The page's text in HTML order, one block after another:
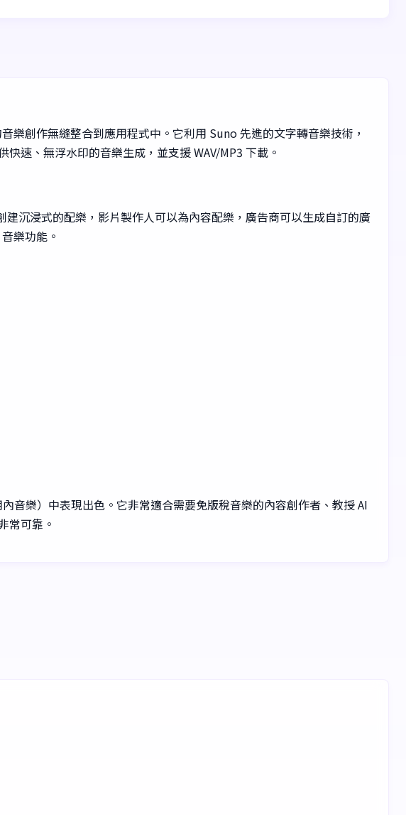
創作無縫整合到應用程式中。它利用 Suno 先進的文字轉音樂技術，
速、無浮水印的音樂生成，並支援 WAV/MP3 下載。
沉浸式的配樂，影片製作人可以為內容配樂，廣告商可以生成自訂的廣
樂功能。
音樂）中表現出色。它非常適合需要免版稅音樂的內容創作者、教授 AI
常可靠。